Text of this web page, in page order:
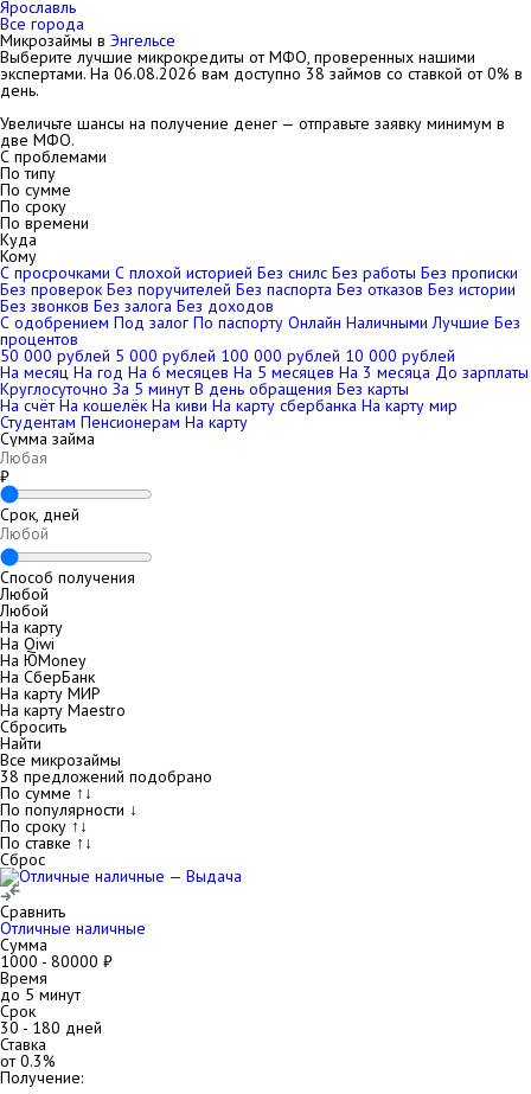
Ярославль
Все города
Микрозаймы в Энгельсе
Выберите лучшие микрокредиты от МФО, проверенных нашими
экспертами. На 06.08.2026 вам доступно 38 займов со ставкой от 0% в
день.
Увеличьте шансы на получение денег — отправьте заявку минимум в
две МФО.
С проблемами
По типу
По сумме
По сроку
По времени
Куда
Кому
С просрочками С плохой историей Без снилс Без работы Без прописки
Без проверок Без поручителей Без паспорта Без отказов Без истории
Без звонков Без залога Без доходов
С одобрением Под залог По паспорту Онлайн Наличными Лучшие Без
процентов
50 000 рублей 5 000 рублей 100 000 рублей 10 000 рублей
На месяц На год На 6 месяцев На 5 месяцев На 3 месяца До зарплаты
Круглосуточно За 5 минут В день обращения Без карты
На счёт На кошелёк На киви На карту сбербанка На карту мир
Студентам Пенсионерам На карту
Сумма займа
₽
Срок, дней
Способ получения
Любой
Любой
На карту
На Qiwi
На ЮMoney
На СберБанк
На карту МИР
На карту Maestro
Сбросить
Найти
Все микрозаймы
38 предложений подобрано
По сумме ↑↓
По популярности ↓
По сроку ↑↓
По ставке ↑↓
Сброс
Сравнить
Отличные наличные
Сумма
1000 - 80000 ₽
Время
до 5 минут
Срок
30 - 180 дней
Ставка
от0.3%
Получение: